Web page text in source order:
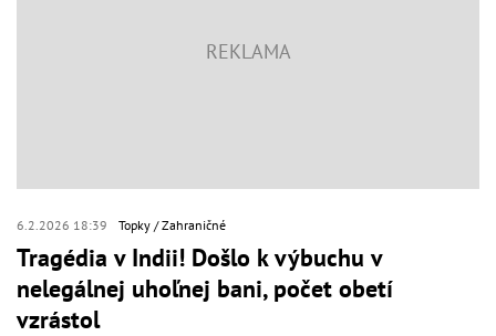
6.2.2026 18:39 Topky Zahraničné
Tragédia v Indii! Došlo k výbuchu v
nelegálnej uhoľnej bani, počet obetí
vzrástol